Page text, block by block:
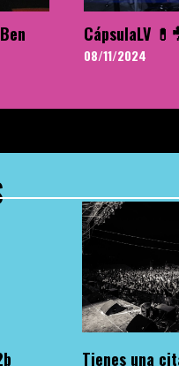
CápsulaLV
08/11/2024
Tienes una